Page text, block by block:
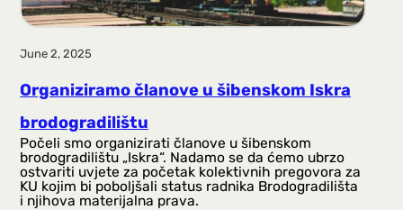
June 2, 2025
Organiziramo članove u šibenskom Iskra
brodogradilištu
Počeli smo organizirati članove u šibenskom
brodogradilištu „Iskra“. Nadamo se da ćemo ubrzo
ostvariti uvjete za početak kolektivnih pregovora za
KU kojim bi poboljšali status radnika Brodogradilišta
i njihova materijalna prava.